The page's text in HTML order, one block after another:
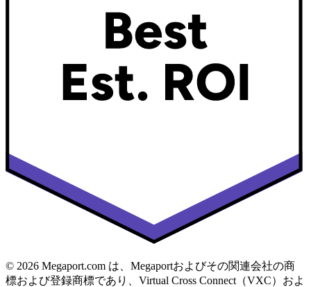
© 2026 Megaport.com は、Megaportおよびその関連会社の商
標および登録商標であり、Virtual Cross Connect（VXC）およ